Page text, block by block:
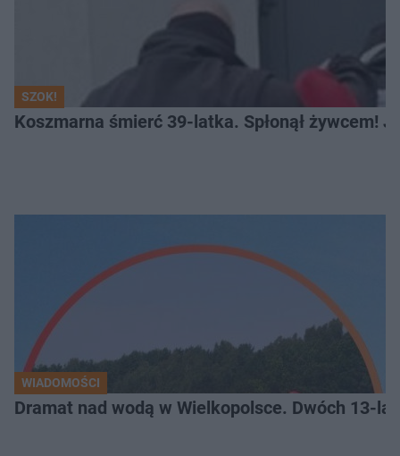
SZOK!
Koszmarna śmierć 39-latka. Spłonął żywcem!
WIADOMOŚCI
Dramat nad wodą w Wielkopolsce. Dwóch 13-